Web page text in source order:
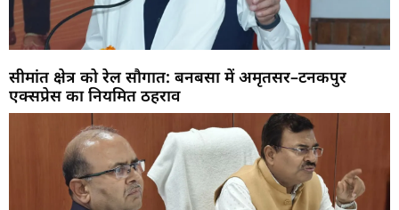
सीमांत क्षेत्र को रेल सौगात: बनबसा में अमृतसर–टनकपुर
एक्सप्रेस का नियमित ठहराव